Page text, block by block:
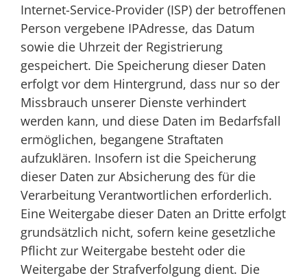
Internet-Service-Provider (ISP) der betroffenen
Person vergebene IPAdresse, das Datum
sowie die Uhrzeit der Registrierung
gespeichert. Die Speicherung dieser Daten
erfolgt vor dem Hintergrund, dass nur so der
Missbrauch unserer Dienste verhindert
werden kann, und diese Daten im Bedarfsfall
ermöglichen, begangene Straftaten
aufzuklären. Insofern ist die Speicherung
dieser Daten zur Absicherung des für die
Verarbeitung Verantwortlichen erforderlich.
Eine Weitergabe dieser Daten an Dritte erfolgt
grundsätzlich nicht, sofern keine gesetzliche
Pflicht zur Weitergabe besteht oder die
Weitergabe der Strafverfolgung dient. Die